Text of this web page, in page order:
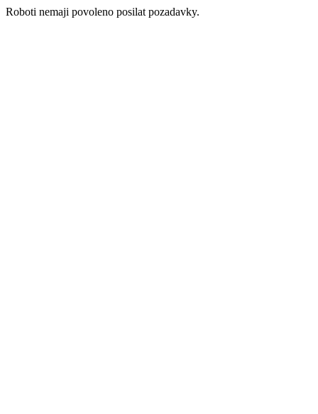
Roboti nemaji povoleno posilat pozadavky.